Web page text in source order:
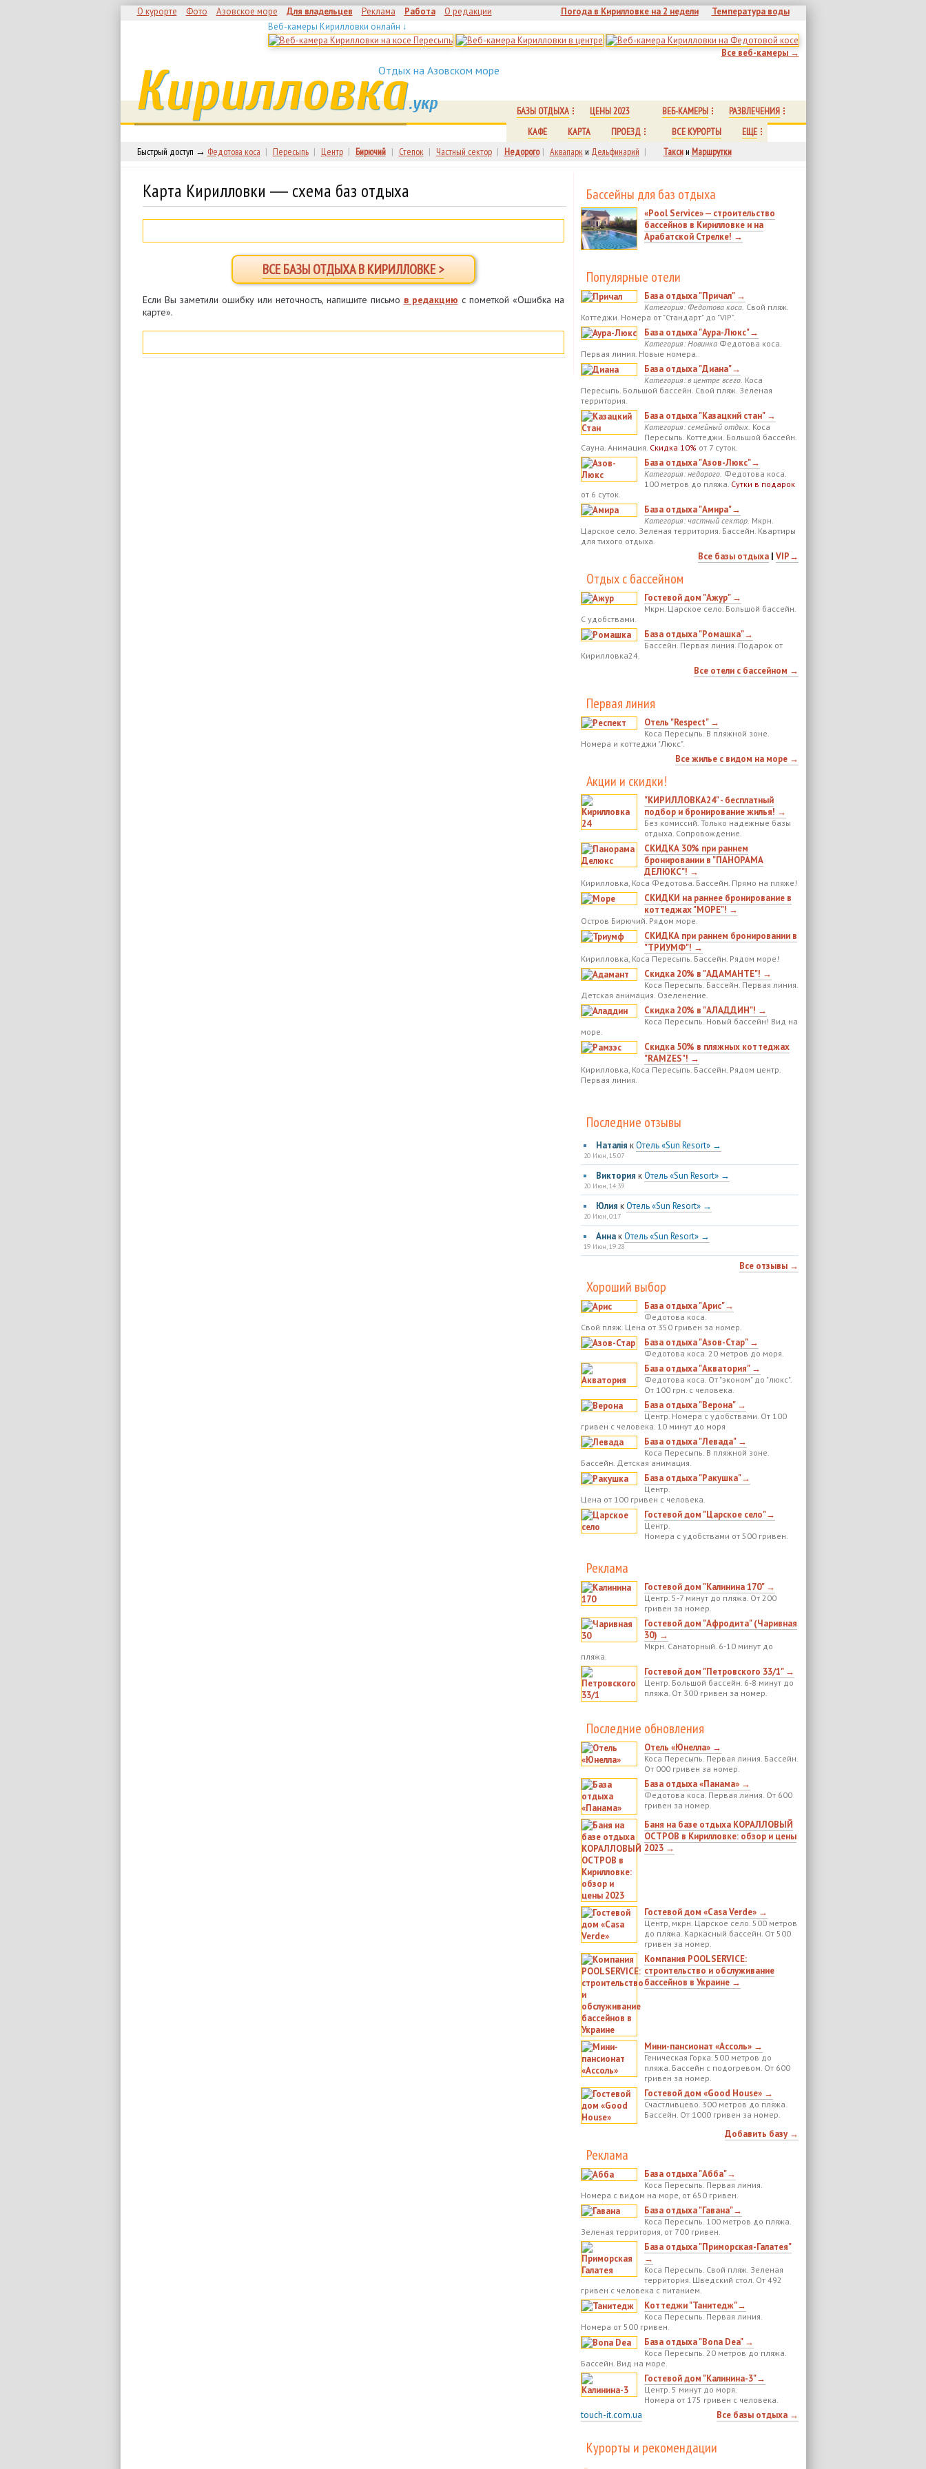
О курорте Фото Азовское море Для владельцев Реклама Работа О редакции Погода в Кирилловке на 2 недели
Температура воды
Веб-камеры Кирилловки онлайн ↓
Все веб-камеры →
Отдых на Азовском море
Кирилловка.укр БАЗЫ ОТДЫХА ЦЕНЫ 2023 ВЕБ-КАМЕРЫ
РАЗВЛЕЧЕНИЯ
КАФЕ
КАРТА ПРОЕЗД ВСЕ КУРОРТЫ
ЕЩЕ
Быстрый доступ → Федотова коса | Пересыпь | Центр | Бирючий | Степок | Частный сектор | Недорого | Аквапарки Дельфинарий | Таксии Маршрутки
Карта Кирилловки ― схема баз отдыха
ВСЕ БАЗЫ ОТДЫХА В КИРИЛЛОВКЕ >
Если Вы заметили ошибку или неточность, напишите письмо в редакцию с пометкой «Ошибка на
карте».
Бассейны для баз отдыха
«Pool Service» — строительство
бассейнов в Кирилловке и на
Арабатской Стрелке! →
Популярные отели
База отдыха "Причал" →
Категория: Федотова коса. Свой пляж.
Коттеджи. Номера от "Стандарт" до "VIP".
База отдыха "Аура-Люкс"→
Категория: НовинкаФедотова коса.
Первая линия. Новые номера.
База отдыха "Диана"→
Категория: в центре всего. Коса
Пересыпь. Большой бассейн. Свой пляж. Зеленая
территория.
База отдыха "Казацкий стан" →
Категория: семейный отдых. Коса
Пересыпь. Коттеджи. Большой бассейн.
Сауна. Анимация. Скидка 10% от 7 суток.
База отдыха "Азов-Люкс"→
Категория: недорого. Федотова коса.
100 метров до пляжа. Сутки в подарок
от 6 суток.
База отдыха "Амира"→
Категория: частный сектор. Мкрн.
Царское село. Зеленая территория. Бассейн. Квартиры
для тихого отдыха.
Все базы отдыха| VIP→
Отдых с бассейном
Гостевой дом "Ажур" →
Мкрн. Царское село. Большой бассейн.
С удобствами.
База отдыха "Ромашка"→
Бассейн. Первая линия. Подарок от
Кирилловка24.
Все отели с бассейном →
Первая линия
Отель "Respect" →
Коса Пересыпь. В пляжной зоне.
Номера и коттеджи "Люкс".
Все жилье с видом на море →
Акции и скидки!
"КИРИЛЛОВКА24" - бесплатный
подбор и бронирование жилья! →
Без комиссий. Только надежные базы
отдыха. Сопровождение.
СКИДКА 30% при раннем
бронировании в "ПАНОРАМА
ДЕЛЮКС"! →
Кирилловка, Коса Федотова. Бассейн. Прямо на пляже!
СКИДКИ на раннее бронирование в
коттеджах "МОРЕ"! →
Остров Бирючий. Рядом море.
СКИДКА при раннем бронировании в
"ТРИУМФ"! →
Кирилловка, Коса Пересыпь. Бассейн. Рядом море!
Скидка 20% в "АДАМАНТЕ"! →
Коса Пересыпь. Бассейн. Первая линия.
Детская анимация. Озеленение.
Скидка 20% в "АЛАДДИН"! →
Коса Пересыпь. Новый бассейн! Вид на
море.
Скидка 50% в пляжных коттеджах
"RAMZES"! →
Кирилловка, Коса Пересыпь. Бассейн. Рядом центр.
Первая линия.
Последние отзывы
Наталія кОтель «Sun Resort» →
20 Июн, 15:07
Виктория кОтель «Sun Resort» →
20 Июн, 14:39
Юлия кОтель «Sun Resort» →
20 Июн, 0:17
АннакОтель «Sun Resort» →
19 Июн, 19:28
Все отзывы →
Хороший выбор
База отдыха "Арис"→
Федотова коса.
Свой пляж. Цена от 350 гривен за номер.
База отдыха "Азов-Стар" →
Федотова коса. 20 метров до моря.
База отдыха "Акватория" →
Федотова коса. От "эконом" до "люкс".
От 100 грн. с человека.
База отдыха "Верона" →
Центр. Номера с удобствами. От 100
гривен с человека. 10 минут до моря
База отдыха "Левада" →
Коса Пересыпь. В пляжной зоне.
Бассейн. Детская анимация.
База отдыха "Ракушка"→
Центр.
Цена от 100 гривен с человека.
Гостевой дом "Царское село"→
Центр.
Номера с удобствами от 500 гривен.
Реклама
Гостевой дом "Калинина 170" →
Центр. 5-7 минут до пляжа. От 200
гривен за номер.
Гостевой дом "Афродита" (Чаривная
30) →
Мкрн. Санаторный. 6-10 минут до
пляжа.
Гостевой дом "Петровского 33/1" →
Центр. Большой бассейн. 6-8 минут до
пляжа. От 300 гривен за номер.
Последние обновления
Отель «Юнелла» →
Коса Пересыпь. Первая линия. Бассейн.
От 000 гривен за номер.
База отдыха «Панама» →
Федотова коса. Первая линия. От 600
гривен за номер.
Баня на базе отдыха КОРАЛЛОВЫЙ
ОСТРОВ в Кирилловке: обзор и цены
2023 →
Гостевой дом «Casa Verde» →
Центр, мкрн. Царское село. 500 метров
до пляжа. Каркасный бассейн. От 500
гривен за номер.
Компания POOLSERVICE:
строительство и обслуживание
бассейнов в Украине →
Мини-пансионат «Ассоль» →
Геническая Горка. 500 метров до
пляжа. Бассейн с подогревом. От 600
гривен за номер.
Гостевой дом «Good House» →
Счастливцево. 300 метров до пляжа.
Бассейн. От 1000 гривен за номер.
Добавить базу →
Реклама
База отдыха "Абба"→
Коса Пересыпь. Первая линия.
Номера с видом на море, от 650 гривен.
База отдыха "Гавана"→
Коса Пересыпь. 100 метров до пляжа.
Зеленая территория, от 700 гривен.
База отдыха "Приморская-Галатея"
→
Коса Пересыпь. Свой пляж. Зеленая
территория. Шведский стол. От 492
гривен с человека с питанием.
Коттеджи "Танитедж"→
Коса Пересыпь. Первая линия.
Номера от 500 гривен.
База отдыха "Bona Dea" →
Коса Пересыпь. 20 метров до пляжа.
Бассейн. Вид на море.
Гостевой дом "Калинина-3"→
Центр. 5 минут до моря.
Номера от 175 гривен с человека.
Все базы отдыха →
touch-it.com.ua
Курорты и рекомендации